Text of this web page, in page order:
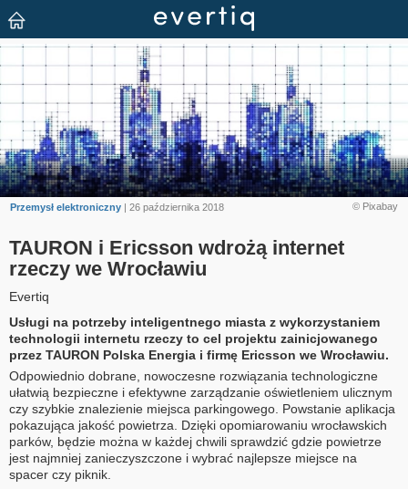
© Pixabay
Przemysł elektroniczny | 26 października 2018
TAURON i Ericsson wdrożą internet
rzeczy we Wrocławiu
Evertiq
Usługi na potrzeby inteligentnego miasta z wykorzystaniem
technologii internetu rzeczy to cel projektu zainicjowanego
przez TAURON Polska Energia i firmę Ericsson we Wrocławiu.
Odpowiednio dobrane, nowoczesne rozwiązania technologiczne
ułatwią bezpieczne i efektywne zarządzanie oświetleniem ulicznym
czy szybkie znalezienie miejsca parkingowego. Powstanie aplikacja
pokazująca jakość powietrza. Dzięki opomiarowaniu wrocławskich
parków, będzie można w każdej chwili sprawdzić gdzie powietrze
jest najmniej zanieczyszczone i wybrać najlepsze miejsce na
spacer czy piknik.